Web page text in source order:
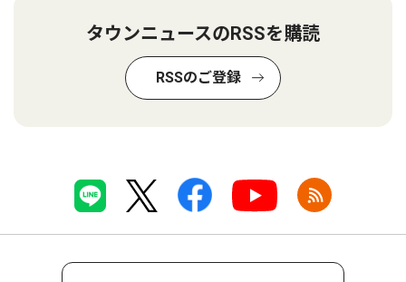
タウンニュースのRSSを購読
RSSのご登録